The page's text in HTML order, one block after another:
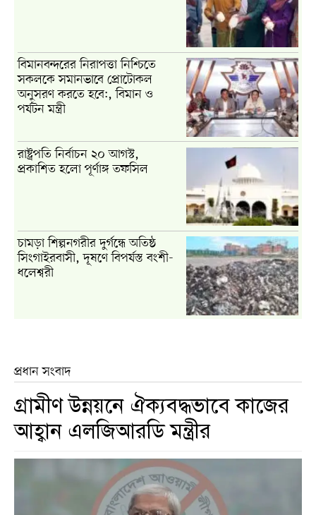
বিমানবন্দরের নিরাপত্তা নিশ্চিতে
সকলকে সমানভাবে প্রোটোকল
অনুসরণ করতে হবে:, বিমান ও
পর্যটন মন্ত্রী
রাষ্ট্রপতি নির্বাচন ২০ আগস্ট,
প্রকাশিত হলো পূর্ণাঙ্গ তফসিল
চামড়া শিল্পনগরীর দুর্গন্ধে অতিষ্ঠ
সিংগাইরবাসী, দূষণে বিপর্যস্ত বংশী-
ধলেশ্বরী